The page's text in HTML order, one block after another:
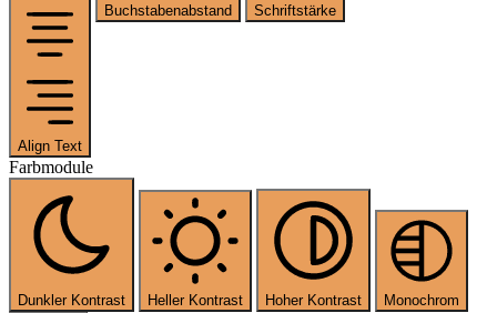
Align Text
Buchstabenabstand Schriftstärke
Farbmodule
Dunkler Kontrast Heller Kontrast Hoher Kontrast Monochrom